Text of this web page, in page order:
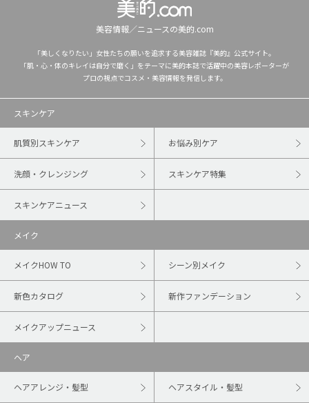
美容情報／ニュースの美的.com
「美しくなりたい」女性たちの願いを追求する美容雑誌『美的』公式サイト。
「肌・心・体のキレイは自分で磨く」をテーマに美的本誌で活躍中の美容レポーターが
プロの視点でコスメ・美容情報を発信します。
スキンケア
肌質別スキンケア お悩み別ケア
洗顔・クレンジング スキンケア特集
スキンケアニュース
メイク
メイクHOW TO シーン別メイク
新色カタログ 新作ファンデーション
メイクアップニュース
ヘア
ヘアアレンジ・髪型 ヘアスタイル・髪型